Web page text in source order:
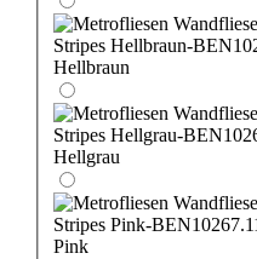
Hellbraun
Hellgrau
Pink